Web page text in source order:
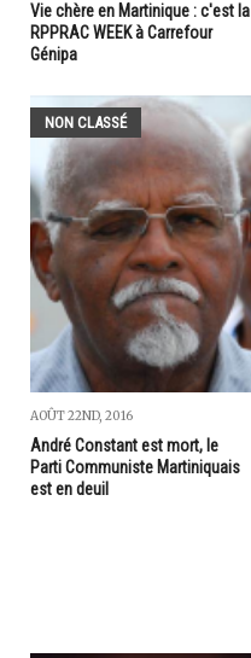
Vie chère en Martinique : c'est la
RPPRAC WEEK à Carrefour
Génipa
NON CLASSÉ
AOÛT 22ND, 2016
André Constant est mort, le
Parti Communiste Martiniquais
est en deuil